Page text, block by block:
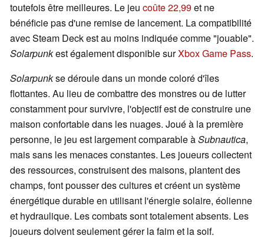
toutefois être meilleures. Le jeu coûte 22,99et ne
bénéficie pas d'une remise de lancement. La compatibilité
avec Steam Deck est au moins indiquée comme "jouable".
Solarpunkest également disponible surXbox Game Pass.
Solarpunkse déroule dans un monde coloré d'îles
flottantes. Au lieu de combattre des monstres ou de lutter
constamment pour survivre, l'objectif est de construire une
maison confortable dans les nuages. Joué à la première
personne, le jeu est largement comparable àSubnautica,
mais sans les menaces constantes. Les joueurs collectent
des ressources, construisent des maisons, plantent des
champs, font pousser des cultures et créent un système
énergétique durable en utilisant l'énergie solaire, éolienne
et hydraulique. Les combats sont totalement absents. Les
joueurs doivent seulement gérer la faim et la soif.